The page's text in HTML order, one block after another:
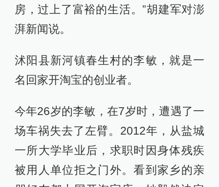
房，过上了富裕的生活。”胡建军对澎
湃新闻说。
沭阳县新河镇春生村的李敏，就是一
名回家开淘宝的创业者。
今年26岁的李敏，在7岁时，遭遇了一
场车祸失去了左臂。2012年，从盐城
一所大学毕业后，求职时因身体残疾
被用人单位拒之门外。看到家乡的亲